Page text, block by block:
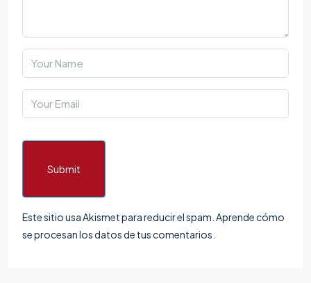
Submit
Este sitio usa Akismet para reducir el spam. Aprende cómo
se procesan los datos de tus comentarios.